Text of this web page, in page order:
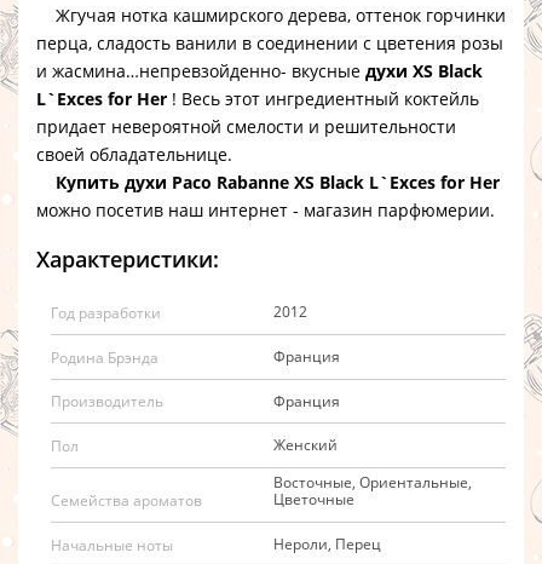
Жгучая нотка кашмирского дерева, оттенок горчинки
перца, сладость ванили в соединении с цветения розы
и жасмина…непревзойденно- вкусные духи XS Black
L`Exces for Her ! Весь этот ингредиентный коктейль
придает невероятной смелости и решительности
своей обладательнице.
Купить духи Paco Rabanne XS Black L`Exces for Her
можно посетив наш интернет - магазин парфюмерии.
Характеристики:
Год разработки 2012
Родина Брэнда Франция
Производитель Франция
Пол Женский
Семейства ароматов
Восточные, Ориентальные,
Цветочные
Начальные ноты Нероли, Перец